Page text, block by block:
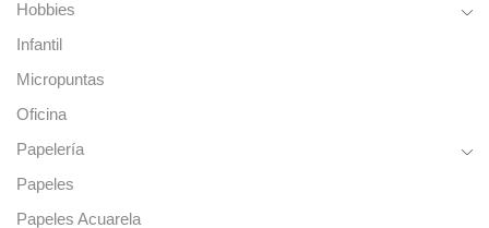
Hobbies
Infantil
Micropuntas
Oficina
Papelería
Papeles
Papeles Acuarela